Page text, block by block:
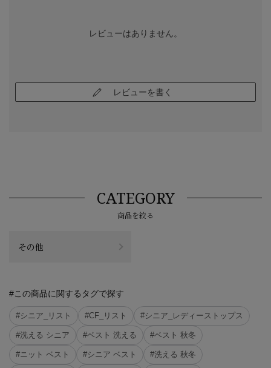
レビューはありません。
レビューを書く
CATEGORY
商品を絞る
その他
#この商品に関するタグで探す
#シニア_リスト #CF_リスト #シニア_レディーストップス
#洗える シニア #ベスト 洗える #ベスト 秋冬
#ニット ベスト #シニア ベスト #洗える 秋冬